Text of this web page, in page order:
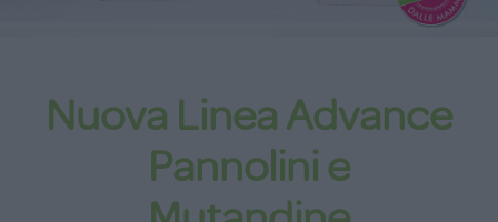
Nuova Linea Advance
Pannolini e